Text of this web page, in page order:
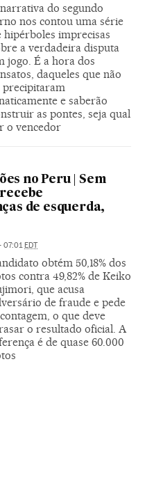
do segundo
nos contou uma série
hipérboles imprecisas
a verdadeira disputa
jogo. É a hora dos
daqueles que não
precipitaram
e saberão
as pontes, seja qual
o vencedor
no Peru | Sem
de esquerda,
07:01EDT
obtém 50,18% dos
contra 49,82% de Keiko
que acusa
de fraude e pede
o que deve
o resultado oficial. A
é de quase 60.000